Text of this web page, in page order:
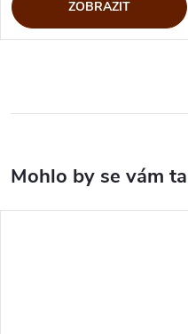
ZOBRAZIT